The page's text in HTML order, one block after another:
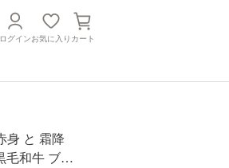
ログインお気に入り カート
身 と 霜降
毛和牛 ブラ